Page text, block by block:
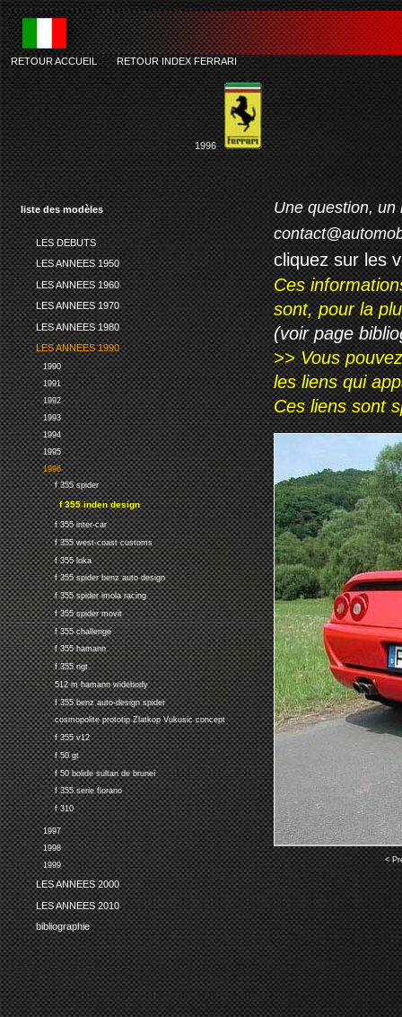
liste des modèles
LES DEBUTS
LES ANNEES 1950
LES ANNEES 1960
LES ANNEES 1970
LES ANNEES 1980
LES ANNEES 1990
1990
1991
1992
1993
1994
1995
1996
f 355 spider
f 355 inden design
f 355 inter-car
f 355 west-coast customs
f 355 loka
f 355 spider benz auto design
f 355 spider imola racing
f 355 spider movit
f 355 challenge
f 355 hamann
f 355 ngt
512 m hamann widebody
f 355 benz auto-design spider
cosmopolite prototip Zlatkop Vukusic concept
f 355 v12
f 50 gt
f 50 bolide sultan de bruneï
f 355 serie fiorano
f 310
1997
1998
1999
LES ANNEES 2000
LES ANNEES 2010
bibliographie
ferrari f
RETOUR ACCUEIL-RETOUR INDEX FERRARI
1996
Une question, un
cliquez sur les
Ces
sont, pour la
(voir page
>> Vous
les liens qui
Ces liens sont
<